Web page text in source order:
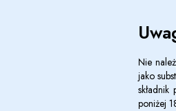
Nie
jako
poniżej